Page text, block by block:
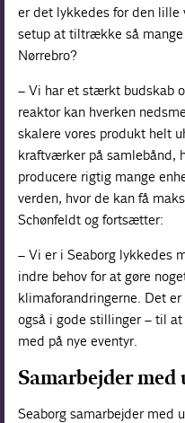
er det lykkedes for den
setup at tiltrække så
Nørrebro?
– Vi har et stærkt budskab
reaktor kan hverken
skalere vores produkt helt
kraftværker på samlebånd,
producere rigtig mange
verden, hvor de kan få
Schønfeldt og fortsætter:
– Vi er i Seaborg lykkedes
indre behov for at gøre
klimaforandringerne. Det
også i gode stillinger – til
med på nye eventyr.
Samarbejder
Seaborg samarbejder med